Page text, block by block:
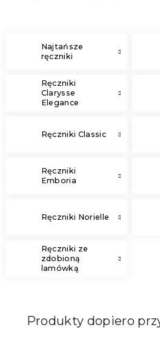
Najtańsze
ręczniki
Ręczniki
Clarysse
Elegance
Ręczniki Classic
Ręczniki
Emboria
Ręczniki Norielle
Ręczniki ze
zdobioną
lamówką
Produkty dopiero